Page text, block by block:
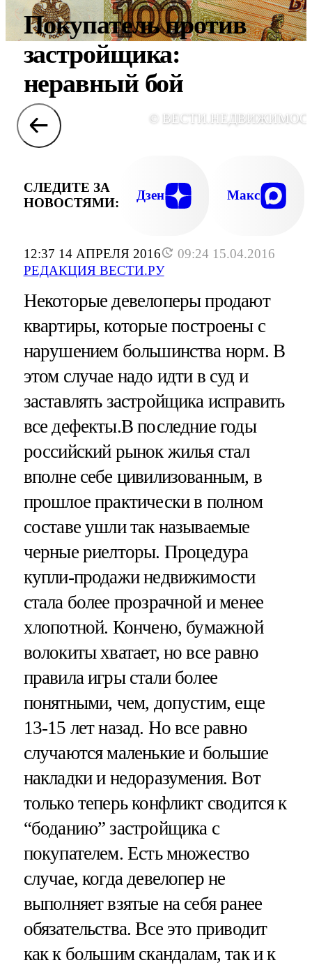
12:37 14 АПРЕЛЯ 2016
09:24 15.04.2016
РЕДАКЦИЯ ВЕСТИ.РУ
Покупатель против
застройщика:
неравный бой
©
СЛЕДИТЕ ЗА
НОВОСТЯМИ:
Дзен Макс
Некоторые девелоперы продают
квартиры, которые построены с
нарушением большинства норм. В
этом случае надо идти в суд и
заставлять застройщика исправить
все дефекты.В последние годы
российский рынок жилья стал
вполне себе цивилизованным, в
прошлое практически в полном
составе ушли так называемые
черные риелторы. Процедура
купли-продажи недвижимости
стала более прозрачной и менее
хлопотной. Кончено, бумажной
волокиты хватает, но все равно
правила игры стали более
понятными, чем, допустим, еще
13-15 лет назад. Но все равно
случаются маленькие и большие
накладки и недоразумения. Вот
только теперь конфликт сводится к
“боданию” застройщика с
покупателем. Есть множество
случае, когда девелопер не
выполняет взятые на себя ранее
обязательства. Все это приводит
как к большим скандалам, так и к